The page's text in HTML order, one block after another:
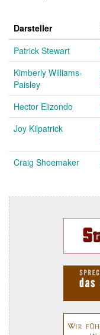
Darsteller
Patrick Stewart
Kimberly Williams-
Paisley
Hector Elizondo
Joy Kilpatrick
Craig Shoemaker